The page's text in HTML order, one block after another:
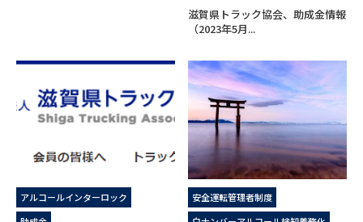
滋賀県トラック協会、助成金情報
（2023年5月...
アルコールインターロック
安全運転管理者制度